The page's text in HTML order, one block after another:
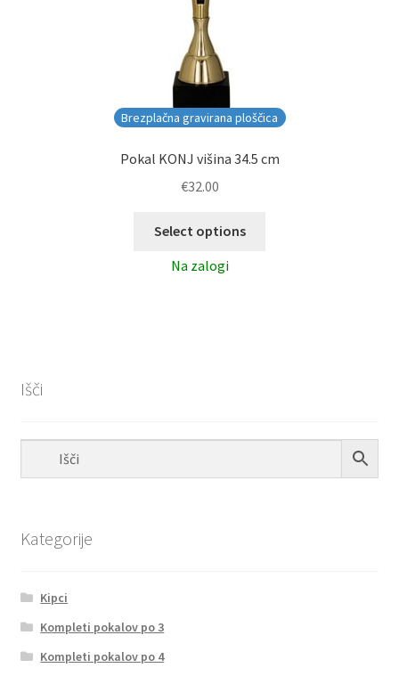
Brezplačna gravirana ploščica
Pokal KONJ višina 34.5 cm
€32.00
Select options
Na zalogi
Išči
Kategorije
Kipci
Kompleti pokalov po 3
Kompleti pokalov po 4